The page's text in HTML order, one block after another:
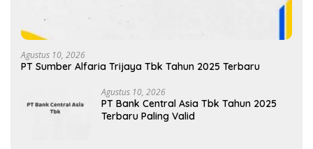
Agustus 10, 2026
PT Sumber Alfaria Trijaya Tbk Tahun 2025 Terbaru
Agustus 10, 2026
PT Bank Central Asia Tbk Tahun 2025
Terbaru Paling Valid